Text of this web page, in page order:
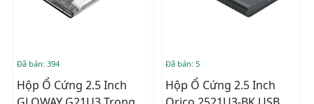
Đã bán: 394
Hộp Ổ Cứng 2.5 Inch
Đã bán: 5
Hộp Ổ Cứng 2.5 Inch